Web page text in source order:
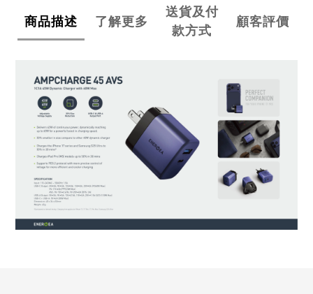
商品描述 了解更多
送貨及付
款方式
顧客評價